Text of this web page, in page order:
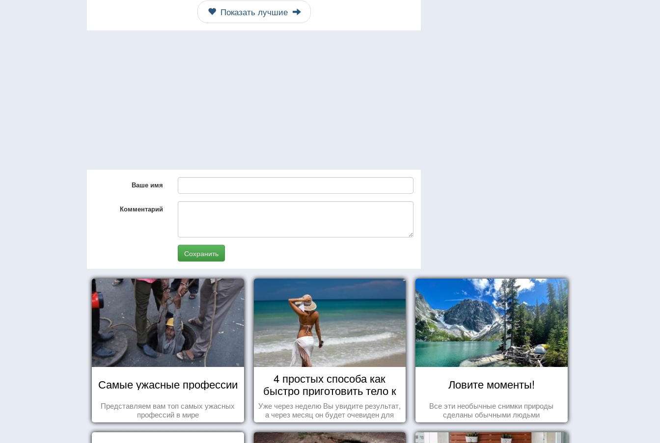
Показать лучшие
Ваше имя
Комментарий
Сохранить
Самые ужасные профессии
Представляем вам топ самых ужасных
профессий в мире
4 простых способа как
быстро приготовить тело к
морю
Уже через неделю Вы увидите результат,
а через месяц он будет очевиден для
всех!
Ловите моменты!
Все эти необычные снимки природы
сделаны обычными людьми